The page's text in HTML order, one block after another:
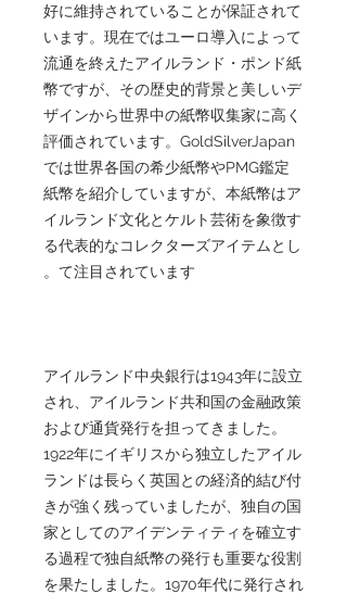
好に維持されていることが保証されて
います。現在ではユーロ導入によって
流通を終えたアイルランド・ポンド紙
幣ですが、その歴史的背景と美しいデ
ザインから世界中の紙幣収集家に高く
評価されています。GoldSilverJapan
では世界各国の希少紙幣やPMG鑑定
紙幣を紹介していますが、本紙幣はア
イルランド文化とケルト芸術を象徴す
る代表的なコレクターズアイテムとし
て注目されています。
アイルランド中央銀行は1943年に設立
され、アイルランド共和国の金融政策
および通貨発行を担ってきました。
1922年にイギリスから独立したアイル
ランドは長らく英国との経済的結び付
きが強く残っていましたが、独自の国
家としてのアイデンティティを確立す
る過程で独自紙幣の発行も重要な役割
を果たしました。1970年代に発行され